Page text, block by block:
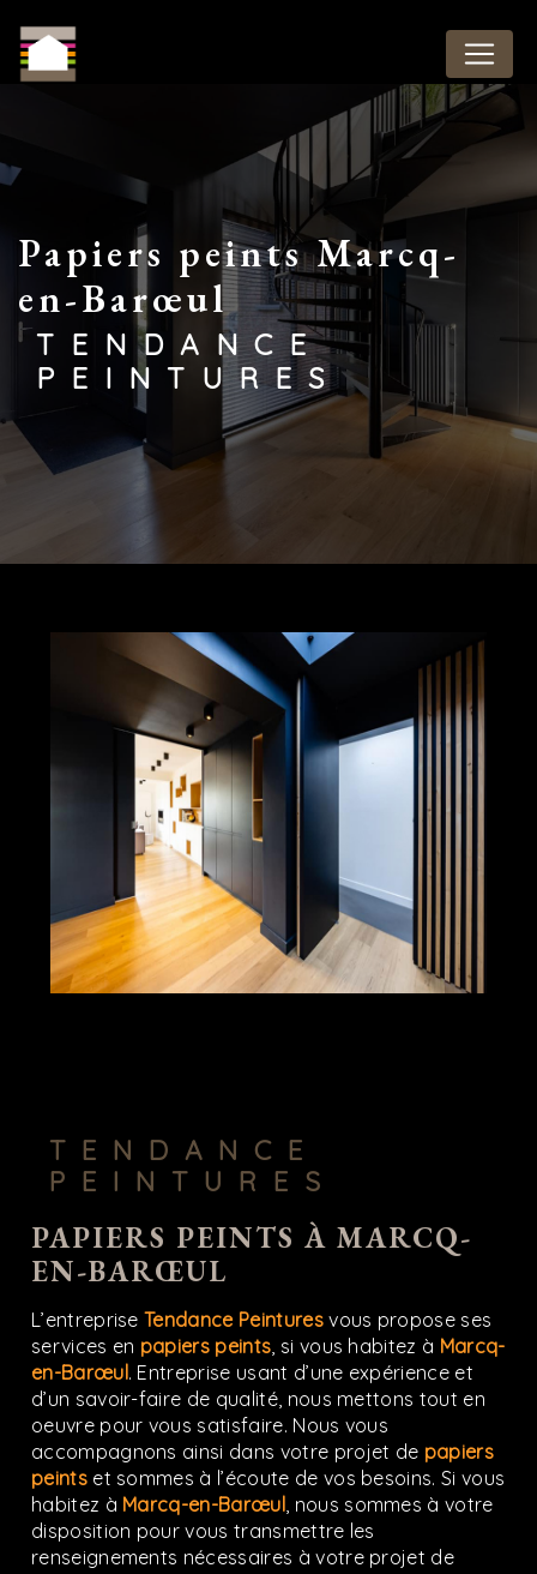
papiers peints Marcq-
en-Barœul
TENDANCE
PEINTURES
TENDANCE
PEINTURES
PAPIERS PEINTS À MARCQ-
EN-BARŒUL
L’entrepriseTendance Peinturesvous propose ses
services en papiers peints, si vous habitez à Marcq-
en-Barœul. Entreprise usant d’une expérience et
d’un savoir-faire de qualité, nous mettons tout en
oeuvre pour vous satisfaire. Nous vous
accompagnons ainsi dans votre projet de papiers
peintset sommes à l’écoute de vos besoins. Si vous
habitez à Marcq-en-Barœul, nous sommes à votre
disposition pour vous transmettre les
renseignements nécessaires à votre projet de